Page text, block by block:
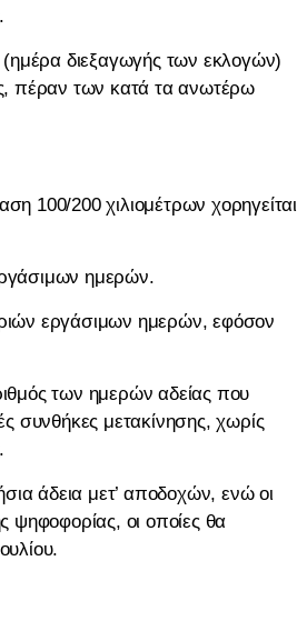
(ημέρα διεξαγωγής των εκλογών)
πέραν των κατά τα ανωτέρω
100/200 χιλιομέτρων χορηγείται
ημερών.
εργάσιμων ημερών, εφόσον
των ημερών αδείας που
συνθήκες μετακίνησης, χωρίς
άδεια μετ’ αποδοχών, ενώ οι
ψηφοφορίας, οι οποίες θα